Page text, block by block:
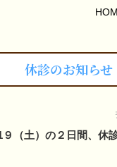
休診のお知らせ
９（土）の２日間、休